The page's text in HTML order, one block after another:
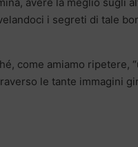
i segreti di tale
come amiamo ripetere,
le tante immagini